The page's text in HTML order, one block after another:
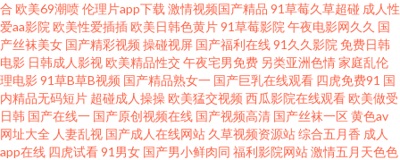
热资源站 久草福利流水视频 九九九毛片在线 天天撸天天干 午夜久久伦理福
利 一区二区 在线H版电影 91黑丝视频网站 91露脸黑丝 51豆花每日更新 AV熟
女闻 超碰成人av 俺来也俺去也啪啪 韩国操逼片 欧美国产亚洲福利 天堂社区
大香蕉 日韩字幕中文 日韩理伦Ⅴa 色色日韩 人妖66AV 欧美久久成人网站 美女
合 欧美69潮喷伦理片app下载 激情视频国产精品 91草莓久草超碰 成人性
爱aa影院 欧美性爱插插欧美日韩色黄片91草莓影院 午夜电影网久久 国
产丝袜美女 国产精彩视频 操碰视屏 国产福利在线91久久影院 免费日韩
电影 日韩成人影视欧美精品性交午夜宅男免费 另类亚洲色情家庭乱伦
理电影91草B草B视频 国产精品熟女一 国产巨乳在线观看 四虎免费91 国
内精品无码短片 超碰成人操操欧美猛交视频 西瓜影院在线观看欧美做受
日韩 国产在线一 国产原创视频在线 国产视频高清 国产丝袜一区黄色av
网址大全 人妻乱视 国产成人在线网站 久草视频资源站综合五月香 成人
app在线 四虎试看91男女 国产男小鲜肉同 福利影院网站激情五月天色色